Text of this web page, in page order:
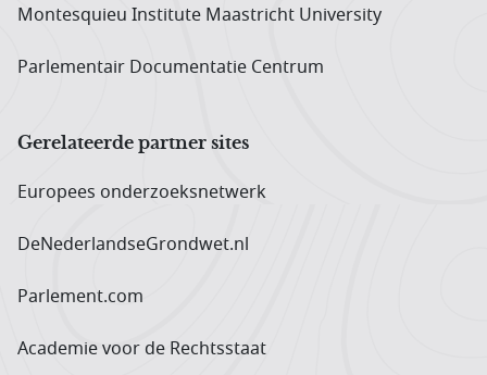
Montesquieu Institute Maastricht University
Parlementair Documentatie Centrum
Gerelateerde partner sites
Europees onderzoeks­netwerk
DeNederlandseGrondwet.nl
Parlement.com
Academie voor de Rechtsstaat